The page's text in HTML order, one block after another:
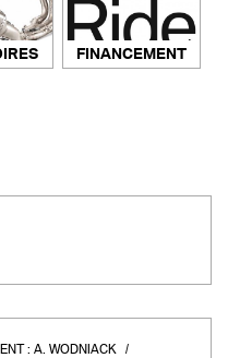
FINANCEMENT
: A. WODNIACK